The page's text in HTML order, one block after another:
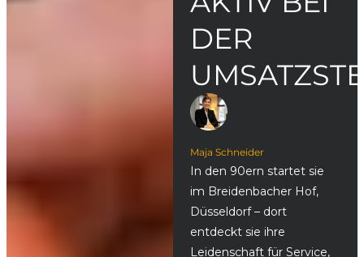
DER
Maja Schneider
In den 90ern startet sie
im Breidenbacher Hof,
Düsseldorf – dort
entdeckt sie ihre
Leidenschaft für Service,